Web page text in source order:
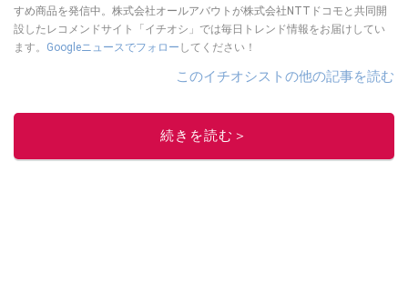
すめ商品を発信中。株式会社オールアバウトが株式会社NTTドコモと共同開
設したレコメンドサイト「イチオシ」では毎日トレンド情報をお届けしてい
ます。 Googleニュースでフォロー してください！
このイチオシストの他の記事を読む
続きを読む＞